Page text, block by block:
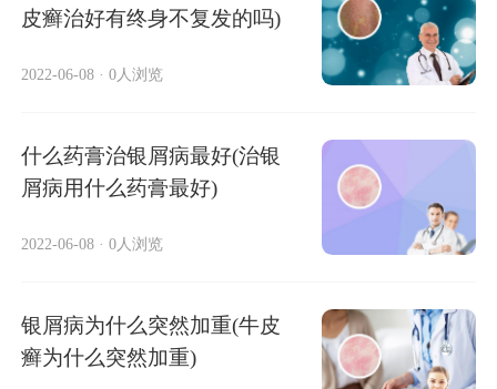
皮癣治好有终身不复发的吗)
2022-06-08 · 0人浏览
什么药膏治银屑病最好(治银
屑病用什么药膏最好)
2022-06-08 · 0人浏览
银屑病为什么突然加重(牛皮
癣为什么突然加重)